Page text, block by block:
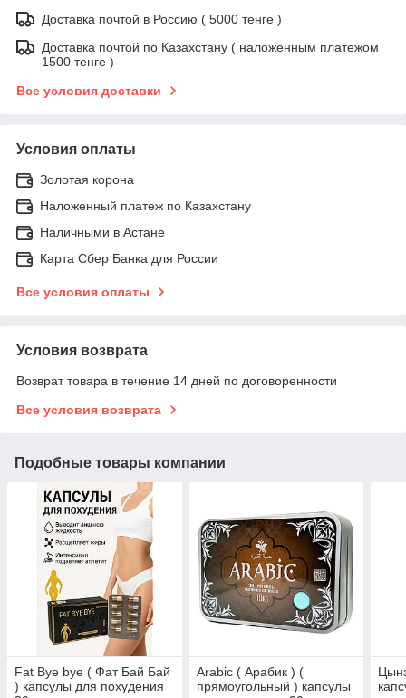
Доставка почтой в Россию ( 5000 тенге )
Доставка почтой по Казахстану ( наложенным платежом
1500 тенге )
Все условия доставки
Условия оплаты
Золотая корона
Наложенный платеж по Казахстану
Наличными в Астане
Карта Сбер Банка для России
Все условия оплаты
Условия возврата
Возврат товара в течение 14 дней по договоренности
Все условия возврата
Подобные товары компании
Fat Bye bye ( Фат Бай Бай
) капсулы для похудения
Arabic ( Арабик ) (
прямоугольный ) капсулы